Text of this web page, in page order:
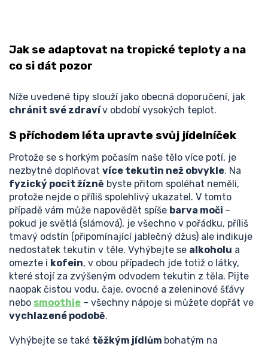
Jak se adaptovat na tropické teploty a na
co si dát pozor
Níže uvedené tipy slouží jako obecná doporučení, jak
chránit své zdravív období vysokých teplot.
S příchodem léta upravte svůj jídelníček
Protože se s horkým počasím naše tělo více potí, je
nezbytné doplňovat více tekutin než obvykle. Na
fyzický pocit žízně byste přitom spoléhat neměli,
protože nejde o příliš spolehlivý ukazatel. V tomto
případě vám může napovědět spíše barva moči –
pokud je světlá (slámová), je všechno v pořádku, příliš
tmavý odstín (připomínající jablečný džus) ale indikuje
nedostatek tekutin v těle. Vyhýbejte se alkoholu a
omezte i kofein, v obou případech jde totiž o látky,
které stojí za zvýšeným odvodem tekutin z těla. Pijte
naopak čistou vodu, čaje, ovocné a zeleninové šťávy
nebo smoothie – všechny nápoje si můžete dopřát ve
vychlazené podobě.
Vyhýbejte se také těžkým jídlům bohatým na